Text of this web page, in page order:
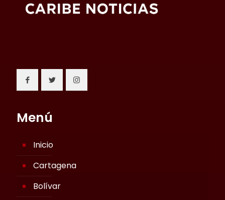
Menú
Inicio
Cartagena
Bolívar